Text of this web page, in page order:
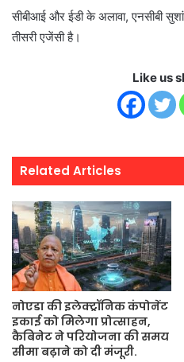
सीबीआई और ईडी के अलावा, एनसीबी
तीसरी एजेंसी है।
Like us
Related Articles
नोएडा की इलेक्ट्रॉनिक कंपोनेंट
इकाई को मिलेगा प्रोत्साहन,
कैबिनेट ने परियोजना की समय
सीमा बढ़ाने को दी मंजूरी.